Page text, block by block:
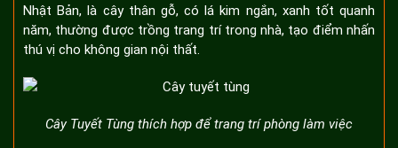
Nhật Bản, là cây thân gỗ, có lá kim ngắn, xanh tốt quanh
năm, thường được trồng trang trí trong nhà, tạo điểm nhấn
thú vị cho không gian nội thất.
Cây Tuyết Tùng thích hợp để trang trí phòng làm việc